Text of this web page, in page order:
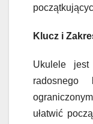
Klucz i
Ukulele
ułatwić